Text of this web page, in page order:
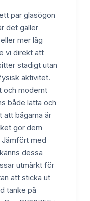
par glasögon
det gäller
mer låg
vi direkt att
stadigt utan
aktivitet.
och modernt
både lätta och
att bågarna är
gör dem
Jämfört med
dessa
utmärkt för
att sticka ut
tanke på